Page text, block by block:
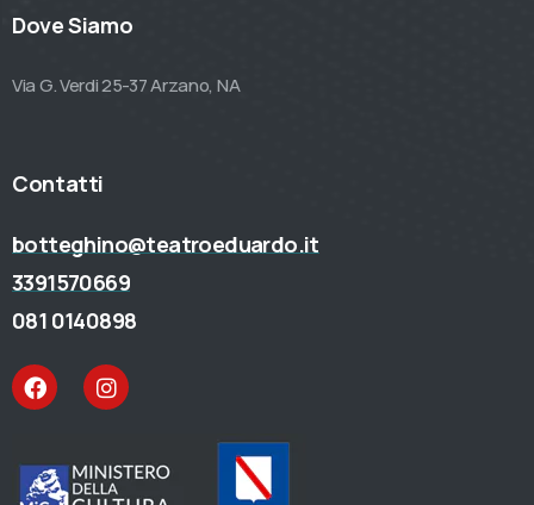
Dove Siamo
Via G. Verdi 25-37 Arzano, NA
Contatti
botteghino@teatroeduardo.it
3391570669
081 0140898